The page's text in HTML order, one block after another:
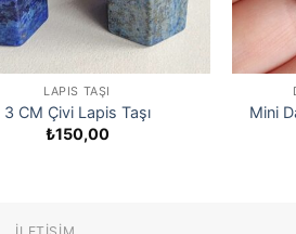
LAPIS TAŞI
3 CM Çivi Lapis Taşı
₺150,00
Mini